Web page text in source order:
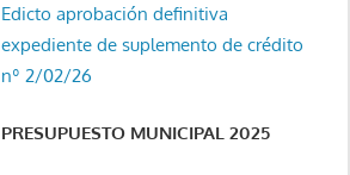
Edicto aprobación definitiva
expediente de suplemento de crédito
nº 2/02/26
PRESUPUESTO MUNICIPAL 2025